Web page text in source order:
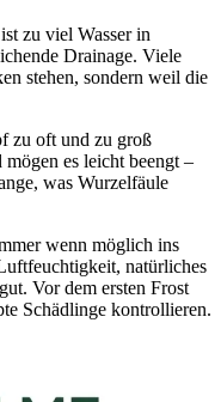
zu viel Wasser in
Drainage. Viele
stehen, sondern weil die
zu oft und zu groß
es leicht beengt –
was Wurzelfäule
wenn möglich ins
natürliches
Vor dem ersten Frost
Schädlinge kontrollieren.